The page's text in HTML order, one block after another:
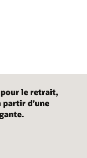
pour le retrait,
d’une